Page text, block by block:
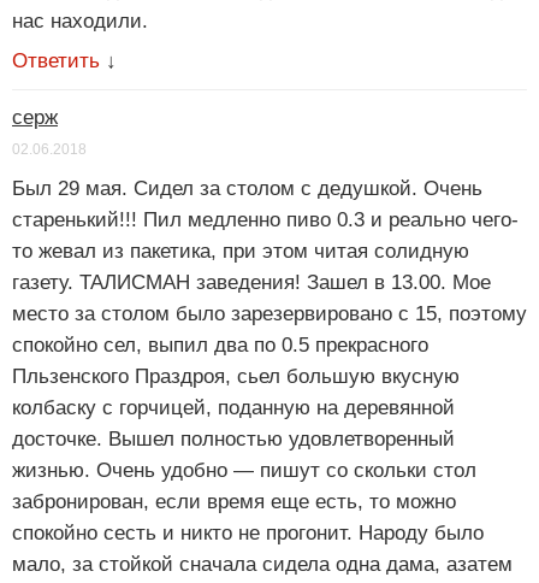
нас находили.
Ответить ↓
серж
02.06.2018
Был 29 мая. Сидел за столом с дедушкой. Очень
старенький!!! Пил медленно пиво 0.3 и реально чего-
то жевал из пакетика, при этом читая солидную
газету. ТАЛИСМАН заведения! Зашел в 13.00. Мое
место за столом было зарезервировано с 15, поэтому
спокойно сел, выпил два по 0.5 прекрасного
Пльзенского Праздроя, сьел большую вкусную
колбаску с горчицей, поданную на деревянной
досточке. Вышел полностью удовлетворенный
жизнью. Очень удобно — пишут со скольки стол
забронирован, если время еще есть, то можно
спокойно сесть и никто не прогонит. Народу было
мало, за стойкой сначала сидела одна дама, азатем